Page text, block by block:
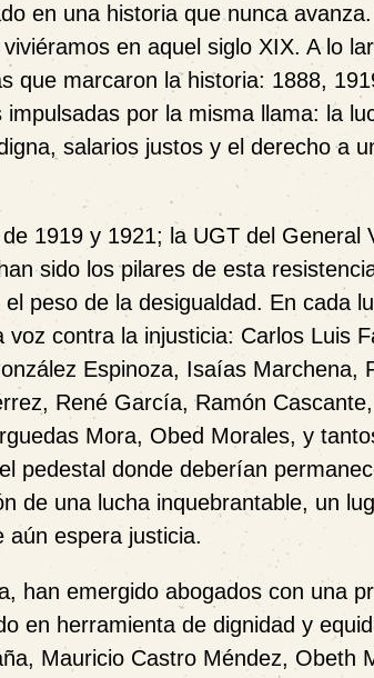
en una historia que nunca
en aquel siglo XIX. A lo
que marcaron la historia: 1888,
por la misma llama: la
salarios justos y el derecho a
1919 y 1921; la UGT del General
sido los pilares de esta
peso de la desigualdad. En cada
contra la injusticia: Carlos Luis
Espinoza, Isaías Marchena,
René García, Ramón
Mora, Obed Morales, y
pedestal donde deberían
de una lucha inquebrantable, un
aún espera justicia.
han emergido abogados con una
en herramienta de dignidad y
Mauricio Castro Méndez, Obeth